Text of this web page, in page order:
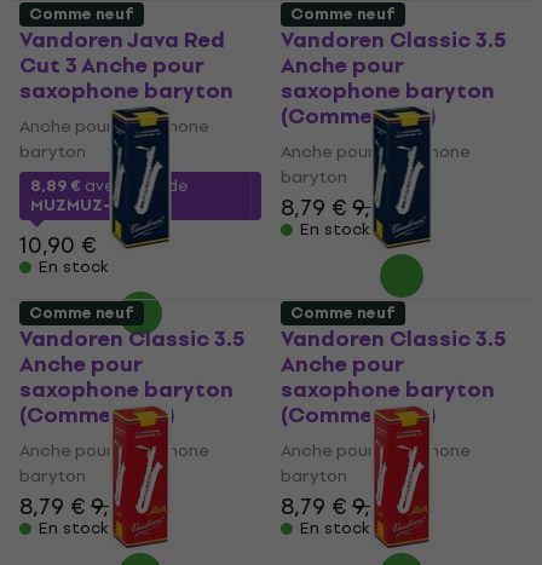
Vandoren Java Red
Cut 3 Anche pour
saxophone baryton
Anche pour saxophone
baryton
8,89 € avec le code
MUZMUZ-15
10,90 €
En stock
Vandoren Classic 3.5
Anche pour
saxophone baryton
(Comme neuf)
Anche pour saxophone
baryton
8,79 €9,59 €
En stock
Comme neuf
Vandoren Classic 3.5
Anche pour
saxophone baryton
(Comme neuf)
Anche pour saxophone
baryton
8,79 €9,59 €
En stock
Comme neuf
Vandoren Classic 3.5
Anche pour
saxophone baryton
(Comme neuf)
Anche pour saxophone
baryton
8,79 €9,59 €
En stock
Comme neuf Comme neuf